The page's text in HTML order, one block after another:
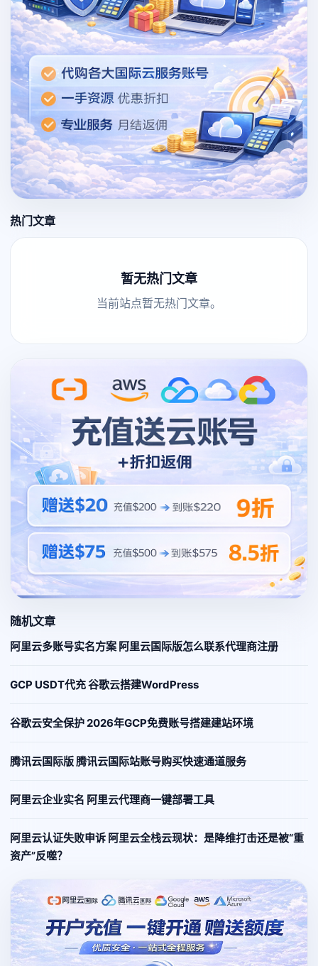
热门文章
暂无热门文章
当前站点暂无热门文章。
随机文章
阿里云多账号实名方案 阿里云国际版怎么联系代理商注册
GCP USDT代充 谷歌云搭建WordPress
谷歌云安全保护 2026年GCP免费账号搭建建站环境
腾讯云国际版 腾讯云国际站账号购买快速通道服务
阿里云企业实名 阿里云代理商一键部署工具
阿里云认证失败申诉 阿里云全栈云现状：是降维打击还是被“重
资产”反噬？